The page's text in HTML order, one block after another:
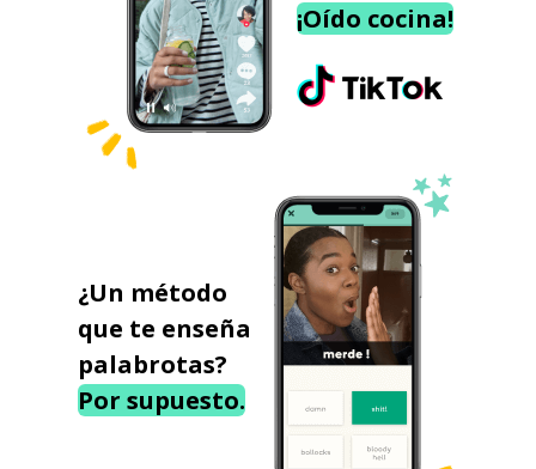
¡Oído cocina!
¿Un método
que te enseña
palabrotas?
Por supuesto.